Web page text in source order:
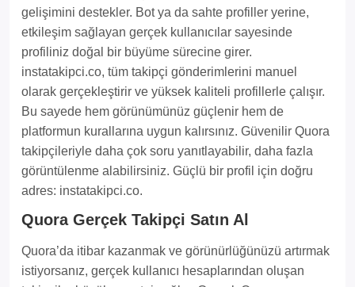
gelişimini destekler. Bot ya da sahte profiller yerine,
etkileşim sağlayan gerçek kullanıcılar sayesinde
profiliniz doğal bir büyüme sürecine girer.
instatakipci.co, tüm takipçi gönderimlerini manuel
olarak gerçekleştirir ve yüksek kaliteli profillerle çalışır.
Bu sayede hem görünümünüz güçlenir hem de
platformun kurallarına uygun kalırsınız. Güvenilir Quora
takipçileriyle daha çok soru yanıtlayabilir, daha fazla
görüntülenme alabilirsiniz. Güçlü bir profil için doğru
adres: instatakipci.co.
Quora Gerçek Takipçi Satın Al
Quora’da itibar kazanmak ve görünürlüğünüzü artırmak
istiyorsanız, gerçek kullanıcı hesaplarından oluşan